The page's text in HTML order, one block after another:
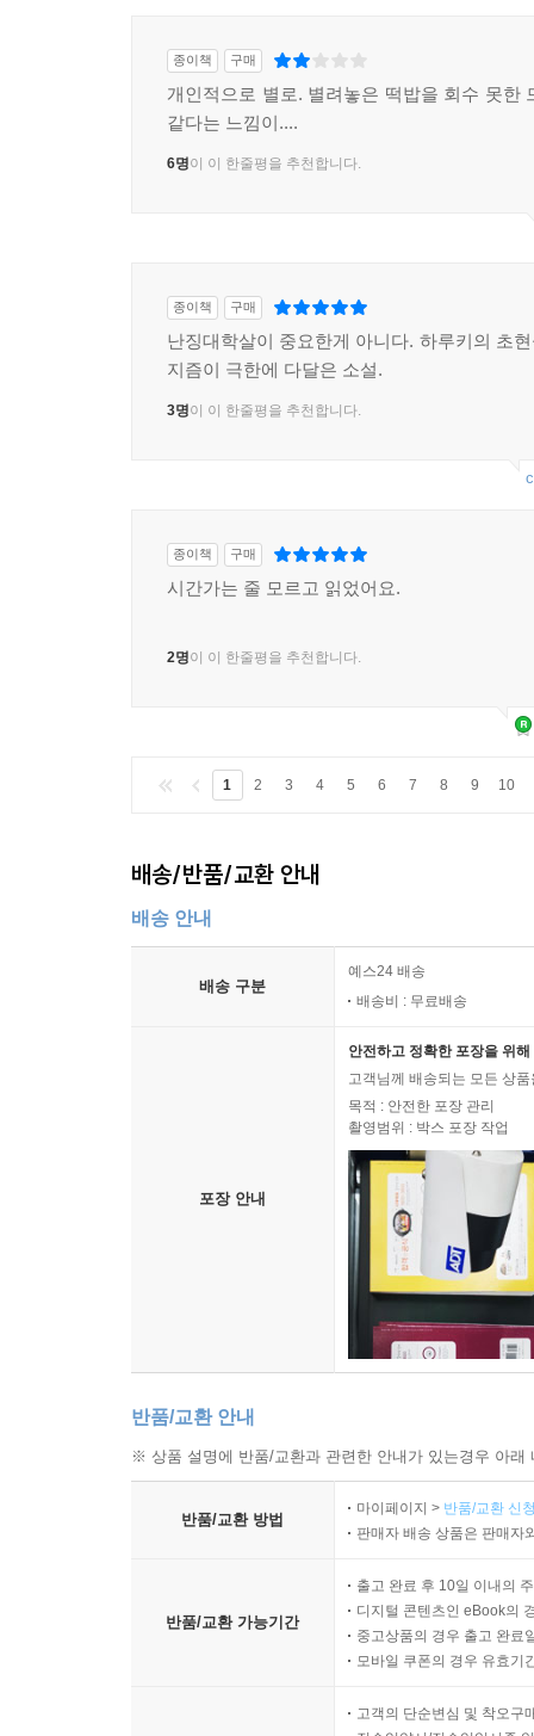
종이책 구매
개인적으로 별로. 별려놓은 떡밥을 회수 못한
같다는 느낌이....
6명이 이 한줄평을 추천합니다.
종이책 구매
난징대학살이 중요한게 아니다. 하루키의 초
지즘이 극한에 다달은 소설.
3명이 이 한줄평을 추천합니다.
종이책 구매
시간가는 줄 모르고 읽었어요.
2명이 이 한줄평을 추천합니다.
1 2 3 4 5 6 7 8 9 10
배송/반품/교환 안내
배송 안내
배송 구분
예스24 배송
배송비 : 무료배송
포장 안내
안전하고 정확한 포장을 위
고객님께 배송되는 모든 상
목적 : 안전한 포장 관리
촬영범위 : 박스 포장 작업
반품/교환 안내
※ 상품 설명에 반품/교환과 관련한 안내가 있는경우 아
반품/교환 방법
마이페이지 > 반품/교환 신
판매자 배송 상품은 판매자
반품/교환 가능기간
출고 완료 후 10일 이내의
디지털 콘텐츠인 eBook의
중고상품의 경우 출고 완료
모바일 쿠폰의 경우 유효기
고객의 단순변심 및 착오구